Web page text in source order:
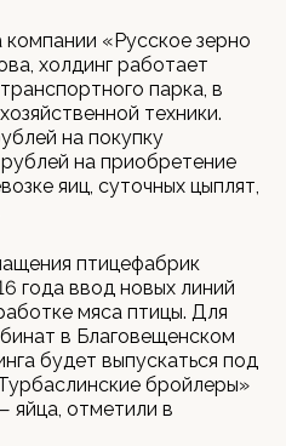
«Русское зерно
холдинг работает
парка, в
техники.
на покупку
на приобретение
яиц, суточных цыплят,
птицефабрик
года ввод новых линий
мяса птицы. Для
в Благовещенском
будет выпускаться под
бройлеры»
отметили в